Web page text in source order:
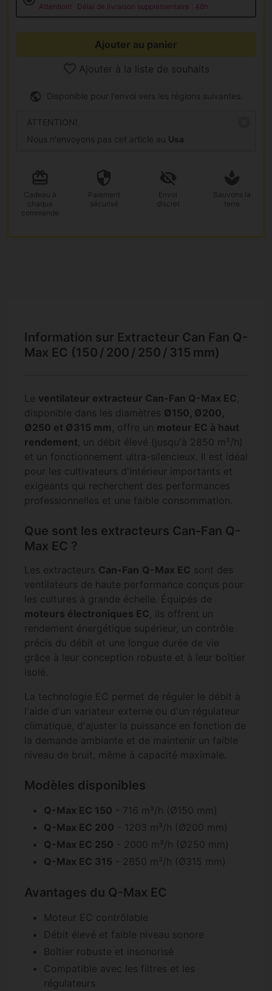
Attention! Délai de livraison supplémentaire : 48h
Ajouter au panier
Ajouter à la liste de souhaits
Disponible pour l'envoi vers les régions suivantes.
ATTENTION!
Nous n'envoyons pas cet article au Usa
Cadeau à
chaque
commande
Paiement
sécurisé
Envoi
discret
Sauvons la
terre
Information sur Extracteur Can Fan Q-
Max EC (150 / 200 / 250 / 315 mm)
Le ventilateur extracteur Can-Fan Q-Max EC
disponible dans les diamètres Ø150, Ø200,
Ø250 et Ø315 mm , offre un moteur EC à haut
rendement , un débit élevé (jusqu'à 2850 m³/h)
et un fonctionnement ultra-silencieux. Il est idéal
pour les cultivateurs d'intérieur importants et
exigeants qui recherchent des performances
professionnelles et une faible consommation.
Que sont les extracteurs Can-Fan Q-
Max EC ?
Les extracteurs Can-Fan Q-Max EC sont des
ventilateurs de haute performance conçus pour
les cultures à grande échelle. Équipés de
moteurs électroniques EC , ils offrent un
rendement énergétique supérieur, un contrôle
précis du débit et une longue durée de vie
grâce à leur conception robuste et à leur boîtier
isolé.
La technologie EC permet de réguler le débit à
l'aide d'un variateur externe ou d'un régulateur
climatique, d'ajuster la puissance en fonction de
la demande ambiante et de maintenir un faible
niveau de bruit, même à capacité maximale.
Modèles disponibles
Q-Max EC 150 - 716 m³/h (Ø150 mm)
Q-Max EC 200 - 1203 m³/h (Ø200 mm)
Q-Max EC 250 - 2000 m³/h (Ø250 mm)
Q-Max EC 315 - 2850 m³/h (Ø315 mm)
Avantages du Q-Max EC
Moteur EC contrôlable
Débit élevé et faible niveau sonore
Boîtier robuste et insonorisé
Compatible avec les filtres et les
régulateurs